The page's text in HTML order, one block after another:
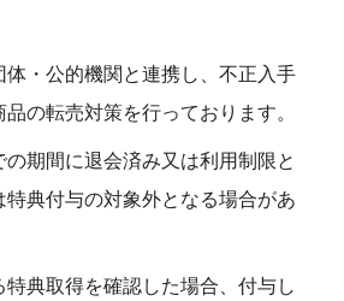
体・公的機関と連携し、不正入手
の転売対策を行っております。
期間に退会済み又は利用制限と
特典付与の対象外となる場合があ
典取得を確認した場合、付与し